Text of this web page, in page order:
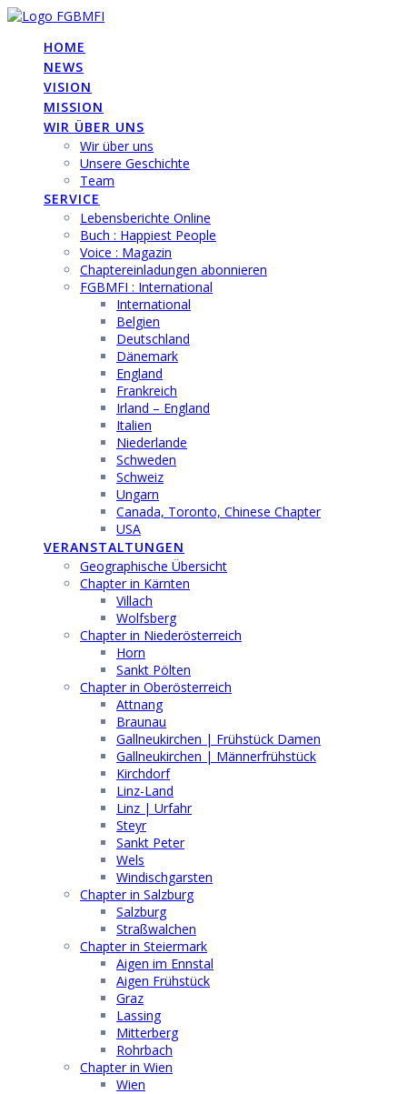
Skip
contentHOME
NEWS
VISION
MISSION
WIR ÜBER UNS
Wir über uns
Unsere Geschichte
Team
SERVICE
Lebensberichte Online
Buch : Happiest People
Voice : Magazin
Chaptereinladungen abonnieren
FGBMFI : International
International
Belgien
Deutschland
Dänemark
England
Frankreich
Irland – England
Italien
Niederlande
Schweden
Schweiz
Ungarn
Canada, Toronto, Chinese Chapter
USA
VERANSTALTUNGEN
Geographische Übersicht
Chapter in Kärnten
Villach
Wolfsberg
Chapter in Niederösterreich
Horn
Sankt Pölten
Chapter in Oberösterreich
Attnang
Braunau
Gallneukirchen | Frühstück Damen
Gallneukirchen | Männerfrühstück
Kirchdorf
Linz-Land
Linz | Urfahr
Steyr
Sankt Peter
Wels
Windischgarsten
Chapter in Salzburg
Salzburg
Straßwalchen
Chapter in Steiermark
Aigen im Ennstal
Aigen Frühstück
Graz
Lassing
Mitterberg
Rohrbach
Chapter in Wien
Wien